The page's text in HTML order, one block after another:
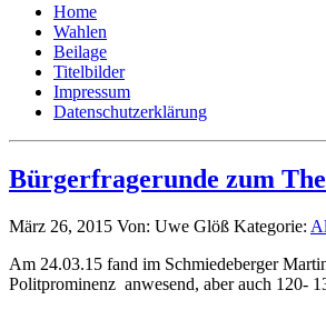
Home
Wahlen
Beilage
Titelbilder
Impressum
Datenschutzerklärung
Bürgerfragerunde zum
März 26, 2015 Von: Uwe Glöß Kategorie:
Am 24.03.15 fand im Schmiedeberger
Politprominenz anwesend, aber auch 120-